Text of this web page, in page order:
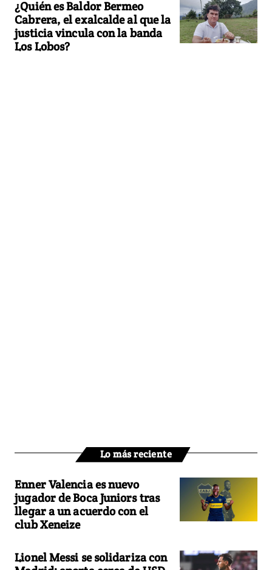
¿Quién es Baldor Bermeo
Cabrera, el exalcalde al que la
justicia vincula con la banda
Los Lobos?
Lo más reciente
Enner Valencia es nuevo
jugador de Boca Juniors tras
llegar a un acuerdo con el
club Xeneize
Lionel Messi se solidariza con